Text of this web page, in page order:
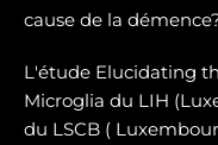
cause de la
L'étude Elucidating
Microglia du LIH
du LSCB (